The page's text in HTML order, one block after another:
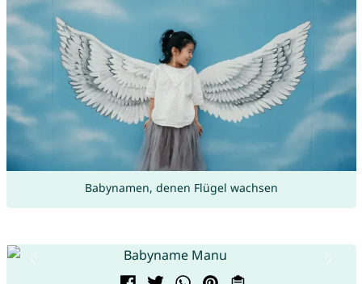
Babynamen, denen Flügel wachsen